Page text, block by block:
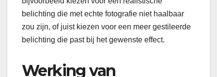
belichting die met echte fotografie niet haalbaar
zou zijn, of juist kiezen voor een meer gestileerde
belichting die past bij het gewenste effect.
Werking van